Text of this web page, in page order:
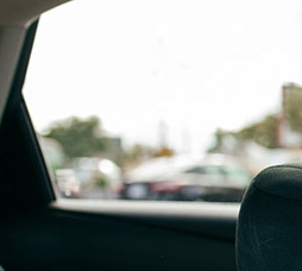
Vacatures
Klantbeoordelingen
Contact en
Route